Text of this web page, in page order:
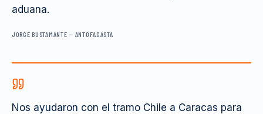
aduana.
JORGE BUSTAMANTE — ANTOFAGASTA
Nos ayudaron con el tramo Chile a Caracas para